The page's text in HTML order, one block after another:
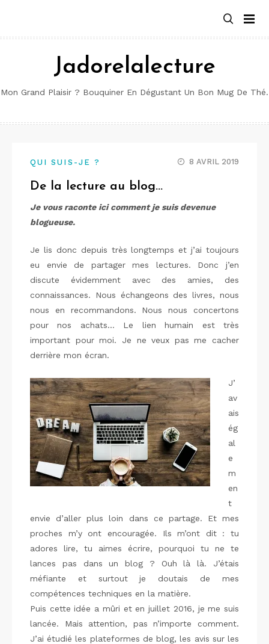
contenu
Jadorelalecture
Mon Grand Plaisir ? Bouquiner En Dégustant Un Bon Mug De Thé.
QUI SUIS-JE ? 8 AVRIL 2019
De la lecture au blog…
Je vous raconte ici comment je suis devenue
blogueuse.
Je lis donc depuis très longtemps et j’ai toujours
eu envie de partager mes lectures. Donc j’en
discute évidemment avec des amies, des
connaissances. Nous échangeons des livres, nous
nous en recommandons. Nous nous concertons
pour nos achats… Le lien humain est très
important pour moi. Je ne veux pas me cacher
derrière mon écran.
J’
av
ais
ég
al
e
m
en
t
envie d’aller plus loin dans ce partage. Et mes
proches m’y ont encouragée. Ils m’ont dit : tu
adores lire, tu aimes écrire, pourquoi tu ne te
lances pas dans un blog ? Ouh là là. J’étais
méfiante et surtout je doutais de mes
compétences techniques en la matière.
Puis cette idée a mûri et en juillet 2016, je me suis
lancée. Mais attention, pas n’importe comment.
J’ai étudié les plateformes de blog, les avis sur les